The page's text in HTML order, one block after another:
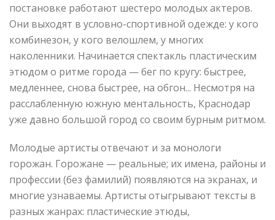
постановке работают шестеро молодых актеров.
Они выходят в условно-спортивной одежде: у кого
комбинезон, у кого велошлем, у многих
наколенники. Начинается спектакль пластическим
этюдом о ритме города — бег по кругу: быстрее,
медленнее, снова быстрее, на обгон... Несмотря на
расслабленную южную ментальность, Краснодар
уже давно большой город со своим бурным ритмом.
Молодые артисты отвечают и за монологи
горожан. Горожане — реальные; их имена, районы и
профессии (без фамилий) появляются на экранах, и
многие узнаваемы. Артисты отыгрывают тексты в
разных жанрах: пластические этюды,